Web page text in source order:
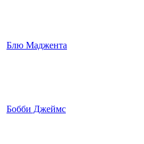
Блю Маджента
Бобби Джеймс